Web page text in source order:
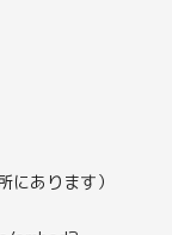
にあります）